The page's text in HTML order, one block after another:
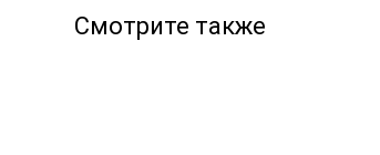
Смотрите также